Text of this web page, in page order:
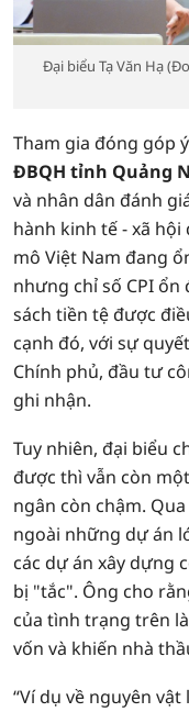
Đại biểu Tạ Văn Hạ
Tham gia đóng góp
ĐBQH tỉnh Quảng
và nhân dân đánh
hành kinh tế - xã
mô Việt Nam đang
nhưng chỉ số CPI
sách tiền tệ được
cạnh đó, với sự
Chính phủ, đầu tư
ghi nhận.
Tuy nhiên, đại biểu
được thì vẫn còn
ngân còn chậm.
ngoài những dự án
các dự án xây dựng
bị "tắc". Ông cho
của tình trạng trên
vốn và khiến nhà
“Ví dụ về nguyên